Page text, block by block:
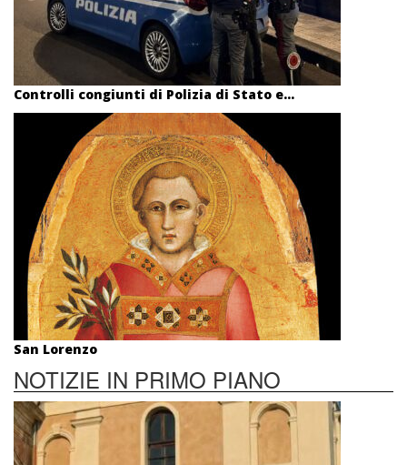
Controlli congiunti di Polizia di Stato e...
San Lorenzo
NOTIZIE IN PRIMO PIANO